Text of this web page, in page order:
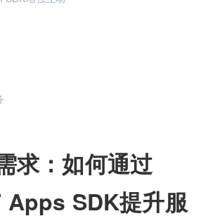
求：如何通过
Apps SDK提升服